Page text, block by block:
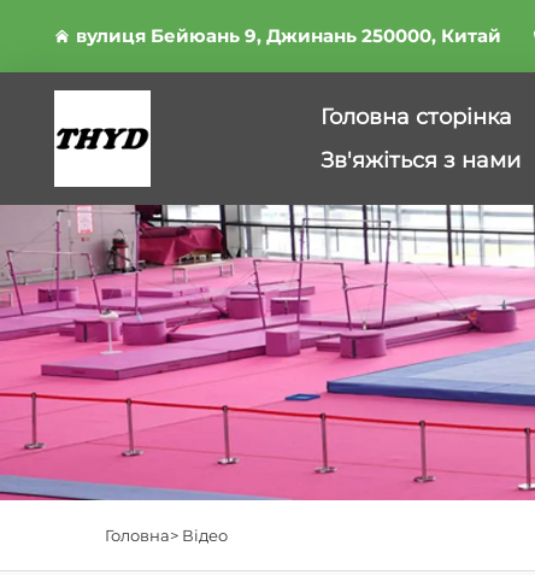
вулиця Бейюань 9, Джинань 250000, Китай
Головна сторінка
Зв'яжіться з нами
Головна> Відео